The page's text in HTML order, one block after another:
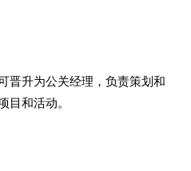
晋升为公关经理，负责策划和
目和活动。